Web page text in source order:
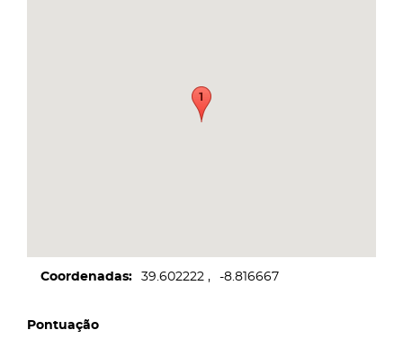
Coordenadas 39.602222 -8.816667
Pontuação